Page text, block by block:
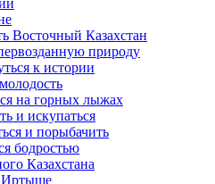
Восточный Казахстан
природу
к истории
на горных лыжах
и искупаться
и порыбачить
бодростью
Казахстана
Иртыше